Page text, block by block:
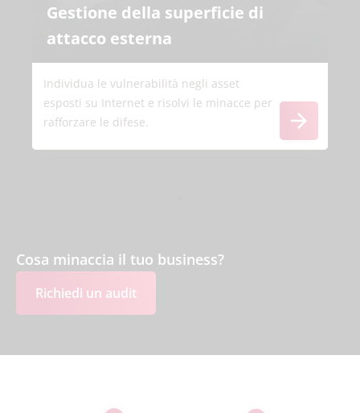
Gestione della superficie di
attacco esterna
Individua le vulnerabilità negli asset
esposti su Internet e risolvi le minacce per
rafforzare le difese.
Cosa minaccia il tuo business?
Richiedi un audit